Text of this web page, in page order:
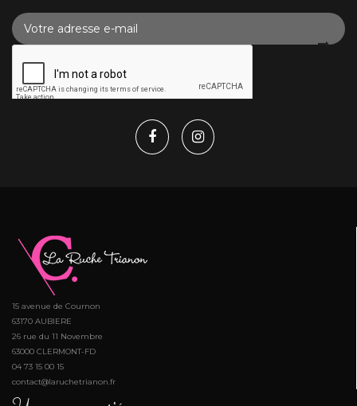
15 avenue de Cournon
63170 AUBIERE
26 rue du 11 Novembre
63000 CLERMONT-FD
04 73 15 00 15
contact@laruchetrianon.fr